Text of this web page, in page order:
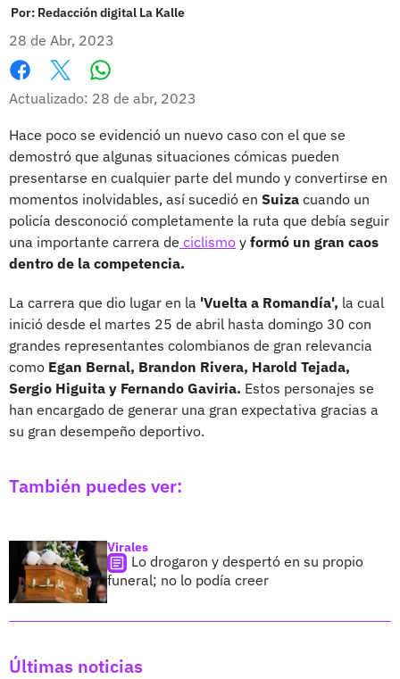
Por: Redacción digital La Kalle
28 de Abr, 2023
Facebook
X
Actualizado: 28 de abr, 2023
Hace poco se evidenció un nuevo caso con el que se
demostró que algunas situaciones cómicas pueden
presentarse en cualquier parte del mundo y convertirse en
momentos inolvidables, así sucedió en Suiza cuando un
policía desconoció completamente la ruta que debía seguir
una importante carrera de ciclismo y formó un gran caos
dentro de la competencia.
La carrera que dio lugar en la 'Vuelta a Romandía', la cual
inició desde el martes 25 de abril hasta domingo 30 con
grandes representantes colombianos de gran relevancia
como Egan Bernal, Brandon Rivera, Harold Tejada,
Sergio Higuita y Fernando Gaviria. Estos personajes se
han encargado de generar una gran expectativa gracias a
su gran desempeño deportivo.
También puedes ver:
Virales
Lo drogaron y despertó en su propio
funeral; no lo podía creer
Últimas noticias